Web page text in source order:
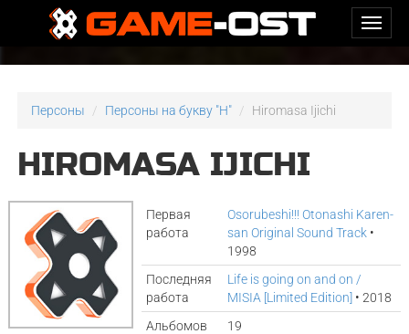
Персоны Персоны на букву "H" Hiromasa Ijichi
HIROMASA IJICHI
Первая
работа
Osorubeshi!!! Otonashi Karen-
san Original Sound Track •
1998
Последняя
работа
Life is going on and on /
MISIA [Limited Edition] • 2018
Альбомов
19